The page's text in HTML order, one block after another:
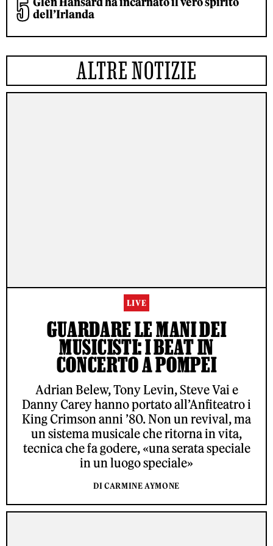
dell’Irlanda
ALTRE NOTIZIE
LIVE
GUARDARE LE MANI DEI
MUSICISTI: I BEAT IN
CONCERTO A POMPEI
Adrian Belew, Tony Levin, Steve Vai e
Danny Carey hanno portato all’Anfiteatro i
King Crimson anni ’80. Non un revival, ma
un sistema musicale che ritorna in vita,
tecnica che fa godere, «una serata speciale
in un luogo speciale»
DI CARMINE AYMONE